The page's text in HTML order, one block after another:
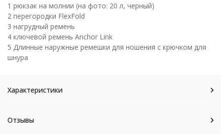
1 рюкзак на молнии (на фото: 20 л, черный)
2 перегородки FlexFold
3 нагрудный ремень
4 ключевой ремень Anchor Link
5 Длинные наружные ремешки для ношения с крючком для
шнура
Характеристики
Отзывы